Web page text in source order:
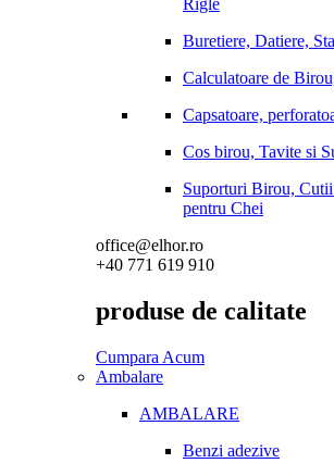
Rigle
Buretiere, Datiere,
Calculatoare de
Capsatoare,
Cos birou, Tavite si
Suporturi Birou,
pentru Chei
office@elhor.ro
+40 771 619 910
produse de calitate
Cumpara Acum
Ambalare
AMBALARE
Benzi adezive